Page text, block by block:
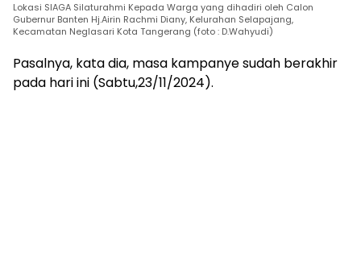
Lokasi SIAGA Silaturahmi Kepada Warga yang dihadiri oleh Calon
Gubernur Banten Hj.Airin Rachmi Diany, Kelurahan Selapajang,
Kecamatan Neglasari Kota Tangerang (foto : D.Wahyudi)
Pasalnya, kata dia, masa kampanye sudah berakhir
pada hari ini (Sabtu,23/11/2024).